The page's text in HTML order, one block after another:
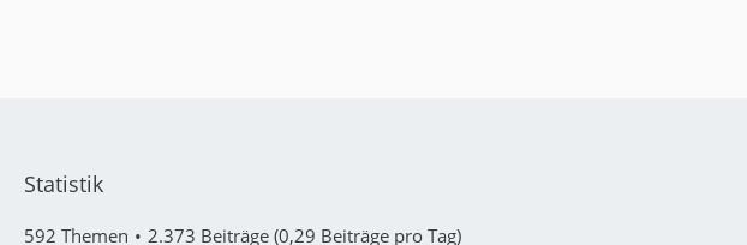
Statistik
592 Themen 2.373 Beiträge (0,29 Beiträge pro Tag)